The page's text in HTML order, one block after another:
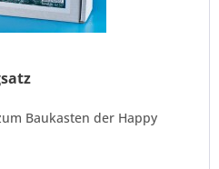
Baukasten der Happy